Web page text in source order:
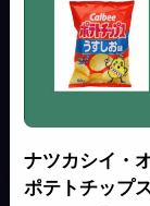
ナツカシイ・
ポテトチップ